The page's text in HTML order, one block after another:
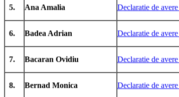
5. Ana Amalia Declaratie de
6. Badea Adrian Declaratie de
7. Bacaran Ovidiu Declaratie de
8. Bernad Monica Declaratie de